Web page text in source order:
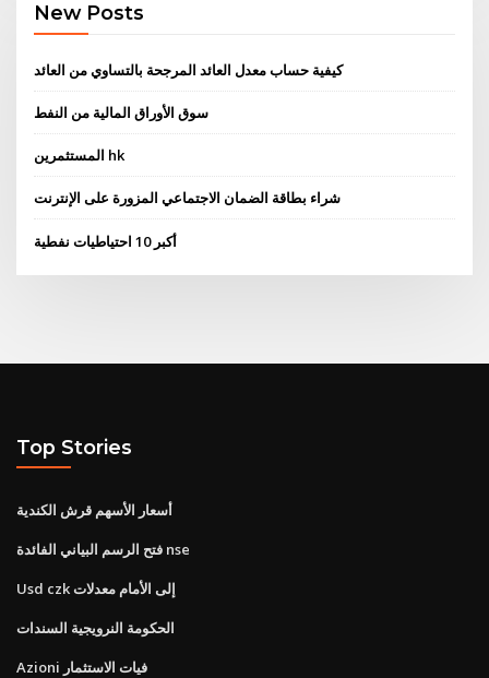
New Posts
كيفية حساب معدل العائد المرجحة بالتساوي من العائد
سوق الأوراق المالية من النفط
المستثمرين hk
شراء بطاقة الضمان الاجتماعي المزورة على الإنترنت
أكبر 10 احتياطيات نفطية
Top Stories
أسعار الأسهم قرش الكندية
فتح الرسم البياني الفائدة nse
Usd czk إلى الأمام معدلات
الحكومة النرويجية السندات
Azioni فيات الاستثمار